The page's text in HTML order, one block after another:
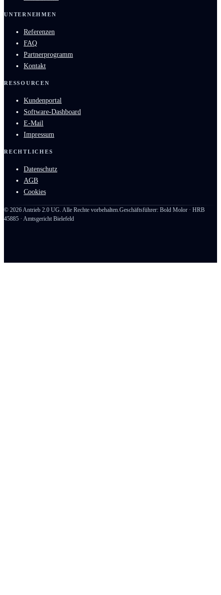
UNTERNEHMEN
Referenzen
FAQ
Partnerprogramm
Kontakt
RESSOURCEN
Kundenportal
Software-Dashboard
E-Mail
Impressum
RECHTLICHES
Datenschutz
AGB
Cookies
© 2026Antrieb 2.0 UG. Alle Rechte vorbehalten.Geschäftsführer: Bold Molor · HRB
45885 · Amtsgericht Bielefeld